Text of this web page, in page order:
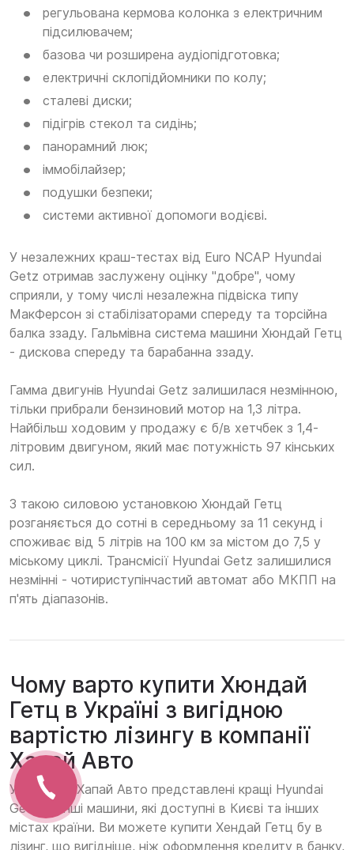
регульована кермова колонка з електричним
підсилювачем;
базова чи розширена аудіопідготовка;
електричні склопідйомники по колу;
сталеві диски;
підігрів стекол та сидінь;
панорамний люк;
іммобілайзер;
подушки безпеки;
системи активної допомоги водієві.
У незалежних краш-тестах від Euro NCAP Hyundai
Getz отримав заслужену оцінку "добре", чому
сприяли, у тому числі незалежна підвіска типу
МакФерсон зі стабілізаторами спереду та торсійна
балка ззаду. Гальмівна система машини Хюндай Гетц
- дискова спереду та барабанна ззаду.
Гамма двигунів Hyundai Getz залишилася незмінною,
тільки прибрали бензиновий мотор на 1,3 літра.
Найбільш ходовим у продажу є б/в хетчбек з 1,4-
літровим двигуном, який має потужність 97 кінських
сил.
З такою силовою установкою Хюндай Гетц
розганяється до сотні в середньому за 11 секунд і
споживає від 5 літрів на 100 км за містом до 7,5 у
міському циклі. Трансмісії Hyundai Getz залишилися
незмінні - чотириступінчастий автомат або МКПП на
п'ять діапазонів.
Чому варто купити Хюндай
Гетц в Україні з вигідною
вартістю лізингу в компанії
Хапай Авто
У компанії Хапай Авто представлені кращі Hyundai
Getz та інші машини, які доступні в Києві та інших
містах країни. Ви можете купити Хендай Гетц бу в
лізинг, що вигідніше, ніж оформлення кредиту в банку,